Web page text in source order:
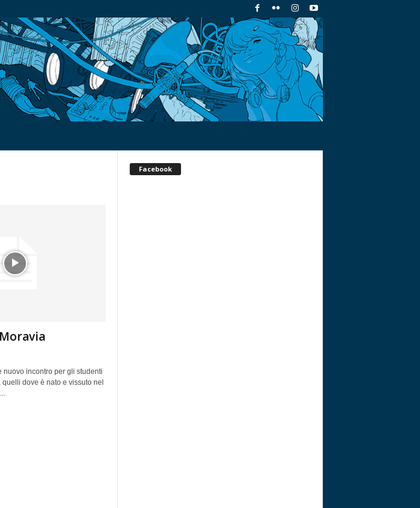
nuovo incontro per gli studenti
dove è nato e vissuto nel
Facebook